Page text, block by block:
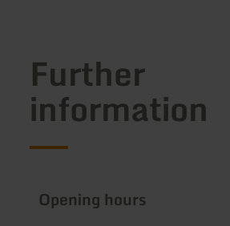
Further
information
Opening hours